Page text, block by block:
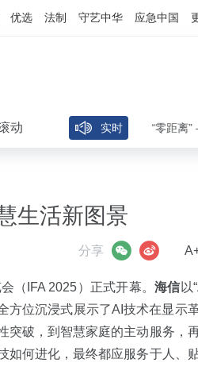
优选 法制 守艺中华 应急中国
动 实时
边关有“医”靠 守护“零距离” ——辽
生活新图景
分享
微博
（IFA 2025）正式开幕。海信 以
方位沉浸式展示了AI技术在显示
突破，到智慧家庭的主动服务，
何进化，最终都应服务于人、